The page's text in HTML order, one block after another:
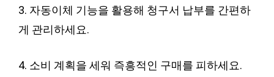
3. 자동이체 기능을 활용해 청구서 납부를 간편하
게 관리하세요.
4. 소비 계획을 세워 즉흥적인 구매를 피하세요.